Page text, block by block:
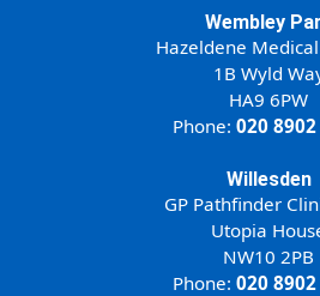
Wembley
Hazeldene
1B Wyld
HA9 6PW
Phone: 020
Willesden
GP Pathfinder
Utopia
NW10 2PB
Phone: 020